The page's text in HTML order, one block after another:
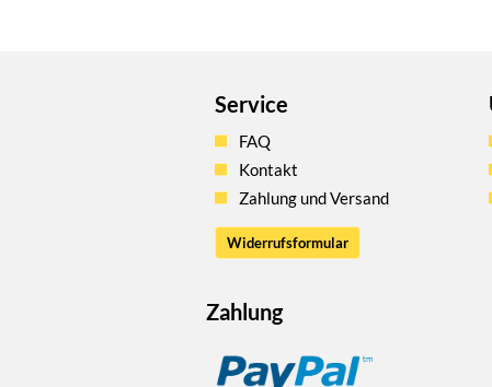
Service
FAQ
Kontakt
Zahlung und Versand
Widerrufsformular
Zahlung